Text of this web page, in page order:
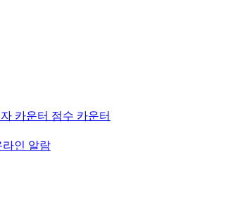
카운터 점수 카운터
라인 알람